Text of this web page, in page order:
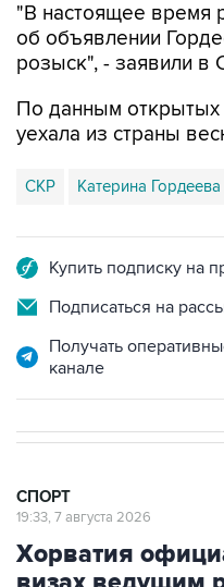
"В настоящее время
об объявлении
розыск", - заявили в
По данным открытых
уехала из страны
СКР Катерина Гордеева
Купить подписку на
Подписаться на
Получать
канале
СПОРТ
19:33, 7 августа 2026
Хорватия